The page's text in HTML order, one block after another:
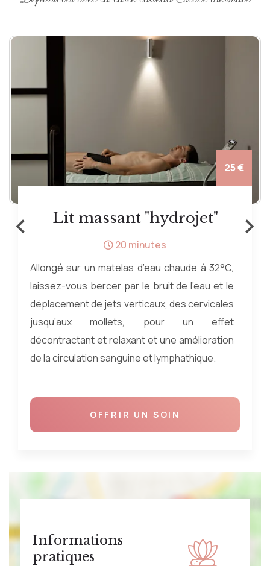
25 €
Lit massant "hydrojet"
20 minutes
Allongé sur un matelas d’eau chaude à 32°C,
laissez-vous bercer par le bruit de l’eau et le
déplacement de jets verticaux, des cervicales
jusqu’aux mollets, pour un effet
décontractant et relaxant et une amélioration
de la circulation sanguine et lymphathique.
OFFRIR UN SOIN
‹ ›
Informations
pratiques